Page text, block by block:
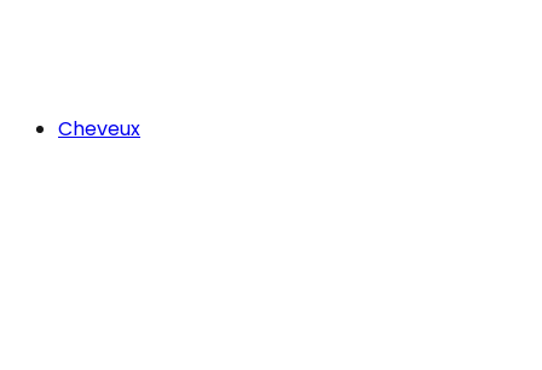
Cheveux